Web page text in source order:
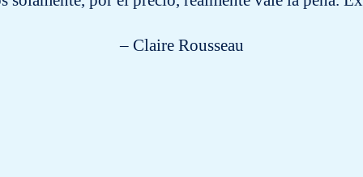
– Claire Rousseau